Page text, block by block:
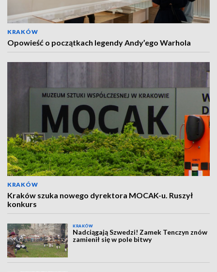
KRAKÓW
Opowieść o początkach legendy Andy’ego Warhola
KRAKÓW
Kraków szuka nowego dyrektora MOCAK-u. Ruszył
konkurs
KRAKÓW
Nadciągają Szwedzi! Zamek Tenczyn znów
zamienił się w pole bitwy